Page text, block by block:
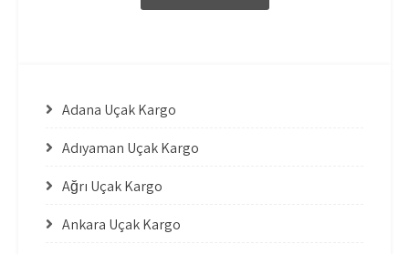
Adana Uçak Kargo
Adıyaman Uçak Kargo
Ağrı Uçak Kargo
Ankara Uçak Kargo